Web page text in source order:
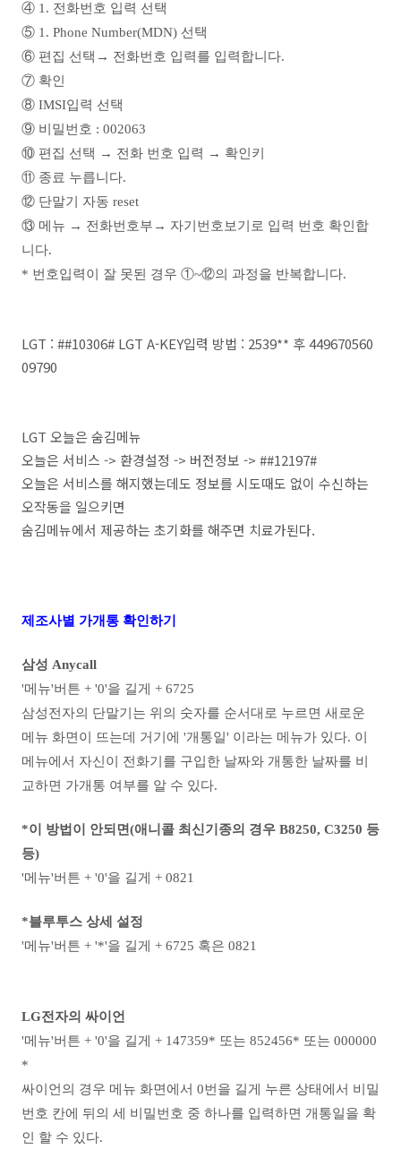
④ 1. 전화번호 입력 선택
⑤ 1. Phone Number(MDN) 선택
⑥ 편집 선택→ 전화번호 입력를 입력합니다.
⑦ 확인
⑧ IMSI입력 선택
⑨ 비밀번호 : 002063
⑩ 편집 선택 → 전화 번호 입력 → 확인키
⑪ 종료 누릅니다.
⑫ 단말기 자동 reset
⑬ 메뉴 → 전화번호부→ 자기번호보기로 입력 번호 확인합
니다.
* 번호입력이 잘 못된 경우 ①~⑫의 과정을 반복합니다.
LGT : ##10306# LGT A-KEY입력 방법 : 2539** 후 449670560
09790
LGT 오늘은 숨김메뉴
오늘은 서비스 -> 환경설정 -> 버전정보 -> ##12197#
오늘은 서비스를 해지했는데도 정보를 시도때도 없이 수신하는
오작동을 일으키면
숨김메뉴에서 제공하는 초기화를 해주면 치료가된다.
제조사별 가개통 확인하기
삼성 Anycall
'메뉴'버튼 + '0'을 길게 + 6725
삼성전자의 단말기는 위의 숫자를 순서대로 누르면 새로운
메뉴 화면이 뜨는데 거기에 '개통일' 이라는 메뉴가 있다. 이
메뉴에서 자신이 전화기를 구입한 날짜와 개통한 날짜를 비
교하면 가개통 여부를 알 수 있다.
*이 방법이 안되면(애니콜 최신기종의 경우 B8250, C3250 등
등)
'메뉴'버튼 + '0'을 길게 + 0821
*블루투스 상세 설정
'메뉴'버튼 + '*'을 길게 + 6725 혹은 0821
LG전자의 싸이언
'메뉴'버튼 + '0'을 길게 + 147359* 또는 852456* 또는 000000
*
싸이언의 경우 메뉴 화면에서 0번을 길게 누른 상태에서 비밀
번호 칸에 뒤의 세 비밀번호 중 하나를 입력하면 개통일을 확
인 할 수 있다.